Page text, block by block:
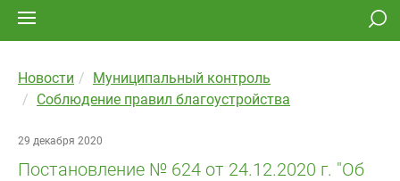
Новости
Муниципальный контроль
Соблюдение правил благоустройства
29 декабря 2020
Постановление № 624 от 24.12.2020 г. "Об